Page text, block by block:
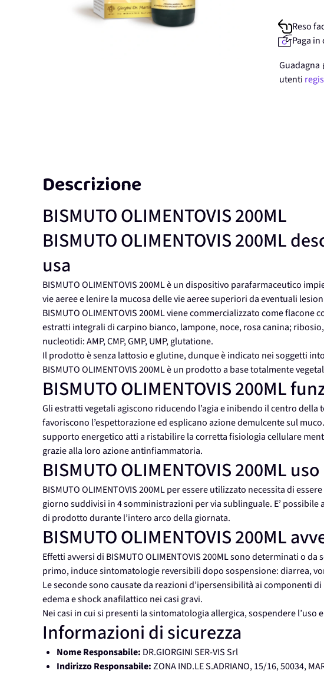
Reso
Paga
Guadagna
utenti
Descrizione
BISMUTO OLIMENTOVIS 200ML
BISMUTO OLIMENTOVIS 200ML
usa
BISMUTO OLIMENTOVIS 200ML è un dispositivo parafarmaceutico
vie aeree e lenire la mucosa delle vie aeree superiori da eventuali
BISMUTO OLIMENTOVIS 200ML viene commercializzato come flacone
estratti integrali di carpino bianco, lampone, noce, rosa canina;
nucleotidi: AMP, CMP, GMP, UMP, glutatione.
Il prodotto è senza lattosio e glutine, dunque è indicato nei soggetti
BISMUTO OLIMENTOVIS 200ML è un prodotto a base totalmente
BISMUTO OLIMENTOVIS 200ML
Gli estratti vegetali agiscono riducendo l’agia e inibendo il centro della
favoriscono l’espettorazione ed esplicano azione demulcente sul
supporto energetico atti a ristabilire la corretta fisiologia cellulare
grazie alla loro azione antinfiammatoria.
BISMUTO OLIMENTOVIS 200ML uso
BISMUTO OLIMENTOVIS 200ML per essere utilizzato necessita di
giorno suddivisi in 4 somministrazioni per via sublinguale. E’ possibile
di prodotto durante l’intero arco della giornata.
BISMUTO OLIMENTOVIS 200ML
Effetti avversi di BISMUTO OLIMENTOVIS 200ML sono determinati o
primo, induce sintomatologie reversibili dopo sospensione: diarrea,
Le seconde sono causate da reazioni d’ipersensibilità ai componenti di
edema e shock anafilattico nei casi gravi.
Nei casi in cui si presenti la sintomatologia allergica, sospendere l’uso
Informazioni di sicurezza
Nome Responsabile: DR.GIORGINI SER-VIS Srl
Indirizzo Responsabile:ZONA IND.LE S.ADRIANO, 15/16, 50034,